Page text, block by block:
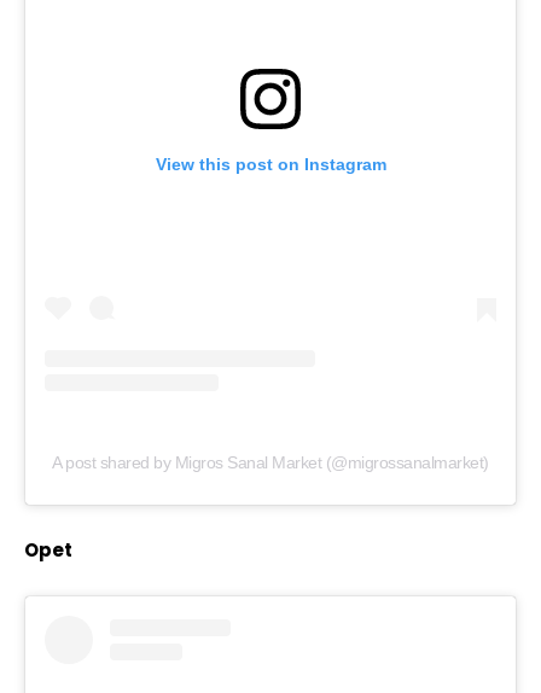
View this post on Instagram
A post shared by Migros Sanal Market (@migrossanalmarket)
Opet